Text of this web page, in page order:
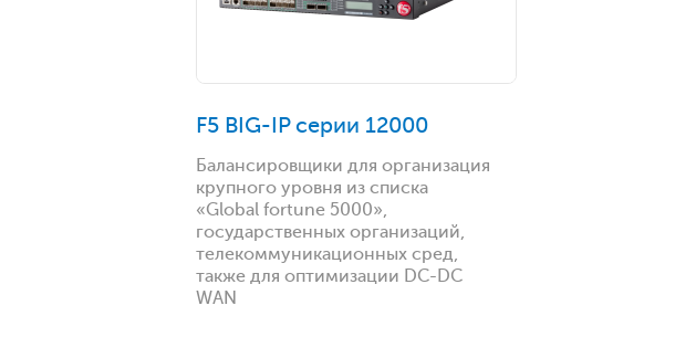
F5 BIG-IP серии 12000
Балансировщики для организация
крупного уровня из списка
«Global fortune 5000»,
государственных организаций,
телекоммуникационных сред,
также для оптимизации DC-DC
WAN